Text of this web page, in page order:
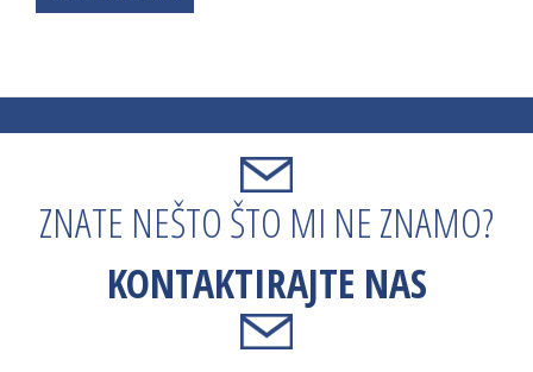
ZNATE NEŠTO ŠTO MI NE ZNAMO?
KONTAKTIRAJTE NAS